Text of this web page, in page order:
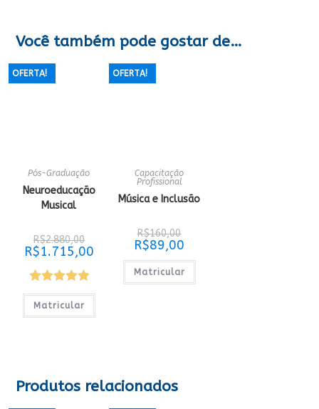
Você também pode gostar de…
OFERTA!
Pós-Graduação
Neuroeducação
Musical
R$2.880,00O
preço
original
R$2.880,00.
R$1.715,00O
Avaliação
5.00de 5
Matricular
OFERTA!
Capacitação
Profissional
Música e Inclusão
R$160,00
preço
original
era:
R$160,00.
R$89,00
atual
é:
R$89,00.
Matricular
Produtos relacionados